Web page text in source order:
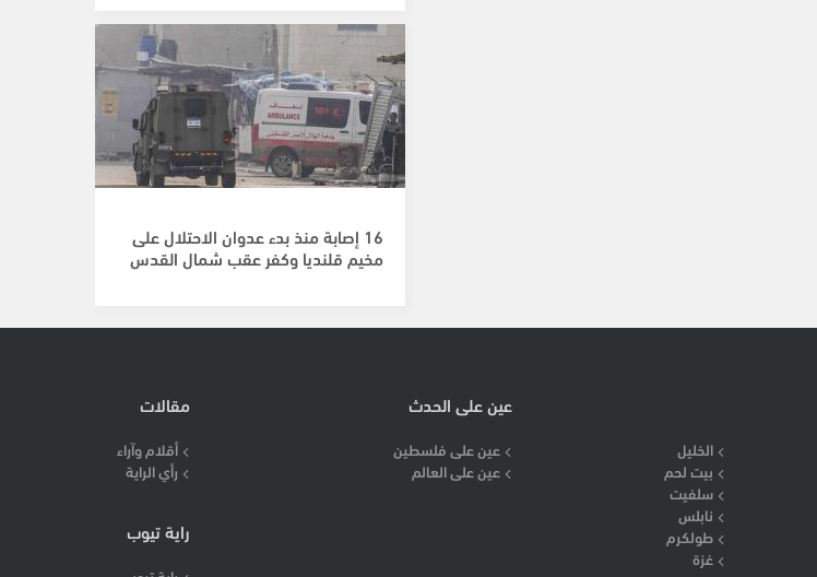
16 إصابة منذ بدء عدوان الاحتلال على
مخيم قلنديا وكفر عقب شمال القدس
الخليل
بيت لحم
سلفيت
نابلس
طولكرم
غزة
عين على الحدث
عين على فلسطين
عين على العالم
مقالات
أقلام وآراء
رأي الراية
راية تيوب